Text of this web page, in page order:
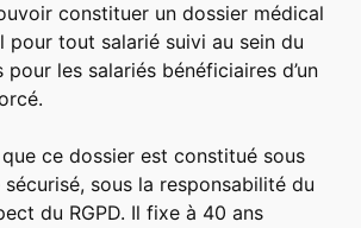
constituer un dossier médical
pour tout salarié suivi au sein du
les salariés bénéficiaires d’un
ce dossier est constitué sous
sous la responsabilité du
du RGPD. Il fixe à 40 ans